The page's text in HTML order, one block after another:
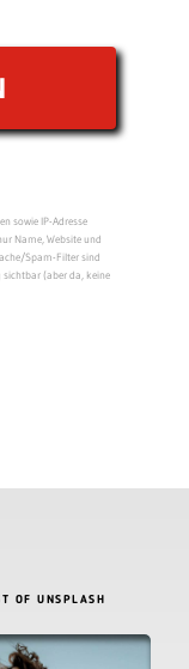
sowie IP-Adresse
Name, Website und
Spam-Filter sind
(aber da, keine
OF UNSPLASH